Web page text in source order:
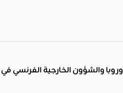
والشؤون الخارجية الفرنسي